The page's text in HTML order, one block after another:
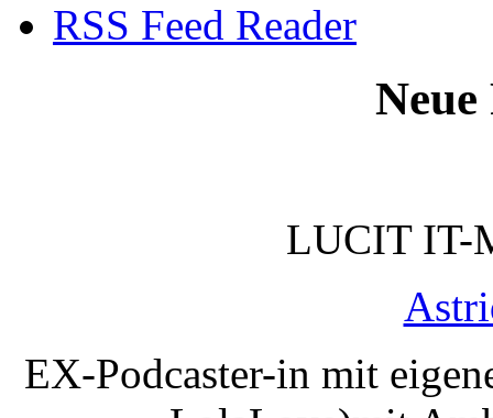
RSS Feed Reader
Neue
LUCIT IT-
EX-Podcaster-in mit